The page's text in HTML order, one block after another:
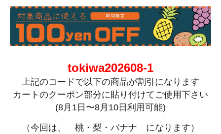
tokiwa202608-1
上記のコードで以下の商品が割引になります
カートのクーポン部分に貼り付けてご使用下さい
(8月1日〜8月10日利用可能)
（今回は、 桃・梨・バナナ になります）